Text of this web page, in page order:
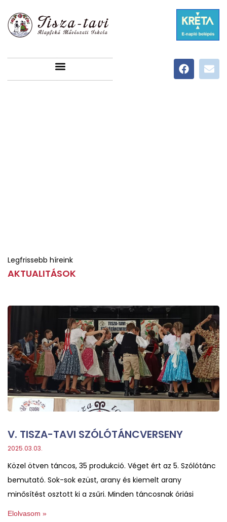
Legfrissebb híreink
AKTUALITÁSOK
V. TISZA-TAVI SZÓLÓTÁNCVERSENY
2025.03.03.
Közel ötven táncos, 35 produkció. Véget ért az 5. Szólótánc
bemutató. Sok-sok ezüst, arany és kiemelt arany
minősítést osztott ki a zsűri. Minden táncosnak óriási
Elolvasom »